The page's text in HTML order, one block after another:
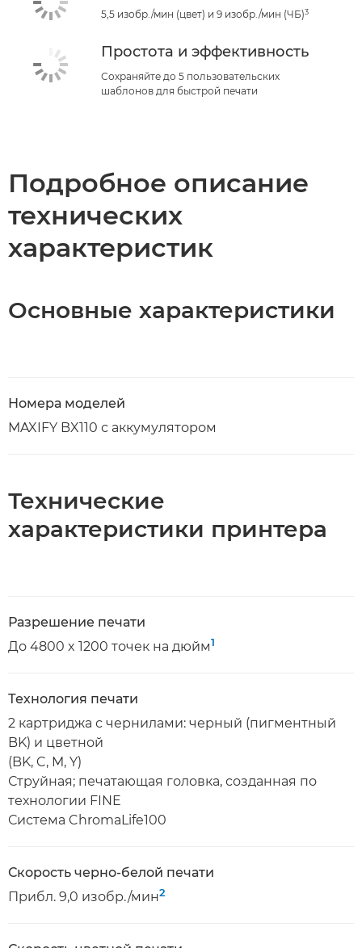
5,5 изобр./мин (цвет) и 9 изобр./мин (ЧБ)3
Простота и эффективность
Сохраняйте до 5 пользовательских
шаблонов для быстрой печати
Подробное описание
технических
характеристик
Основные характеристики
Номера моделей
MAXIFY BX110 с аккумулятором
Технические
характеристики принтера
Разрешение печати
До 4800 x 1200 точек на дюйм1
Технология печати
2 картриджа с чернилами: черный (пигментный
BK) и цветной
(BK, C, M, Y)
Струйная; печатающая головка, созданная по
технологии FINE
Система ChromaLife100
Скорость черно-белой печати
Прибл. 9,0 изобр./мин2